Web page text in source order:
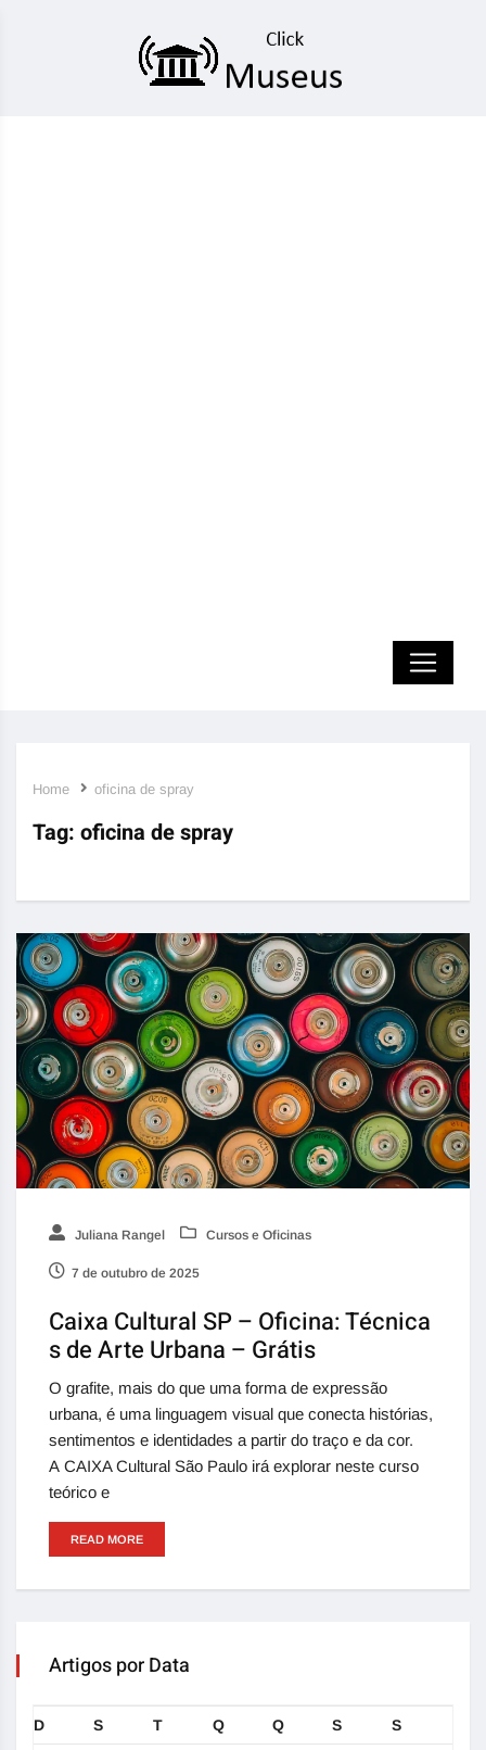
Home oficina de spray
Tag: oficina de spray
Juliana Rangel Cursos e Oficinas
7 de outubro de 2025
Caixa Cultural SP – Oficina: Técnica
s de Arte Urbana – Grátis
O grafite, mais do que uma forma de expressão
urbana, é uma linguagem visual que conecta histórias,
sentimentos e identidades a partir do traço e da cor.
A CAIXA Cultural São Paulo irá explorar neste curso
teórico e
READ MORE
Artigos por Data
D S T Q Q S S